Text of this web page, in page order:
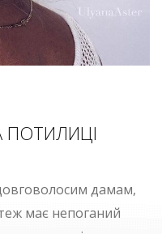
дамам,
має непоганий